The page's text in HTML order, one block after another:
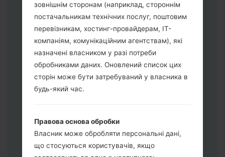
Завантажте на свій ПК:
Вам потрібно 1 (Вибрати 1 файл
прошивки тут) або 5 (Вибрати 5 файл
прошивки тут) файлів для прошивки:
зовнішнім сторонам (наприклад, стороннім
постачальникам технічних послуг, поштовим
перевізникам, хостинг-провайдерам, ІТ-
компаніям, комунікаційним агентствам), які
назначені власником у разі потреби
обробниками даних. Оновлений список цих
сторін може бути затребуваний у власника в
будь-який час.
Правова основа обробки
Власник може обробляти персональні дані,
що стосуються користувачів, якщо